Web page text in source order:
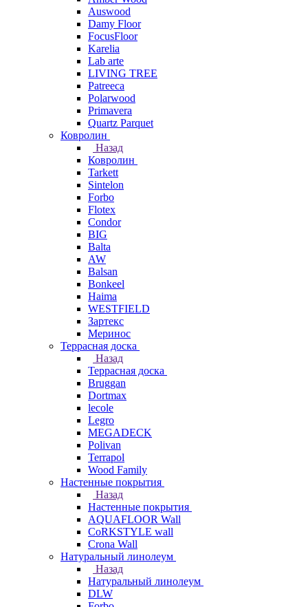
Auswood
Damy Floor
FocusFloor
Karelia
Lab arte
LIVING TREE
Patreeca
Polarwood
Primavera
Quartz Parquet
Ковролин
Назад
Ковролин
Tarkett
Sintelon
Forbo
Flotex
Condor
BIG
Balta
AW
Balsan
Bonkeel
Haima
WESTFIELD
Зартекс
Меринос
Террасная доска
Назад
Террасная доска
Bruggan
Dortmax
lecole
Legro
MEGADECK
Polivan
Terrapol
Wood Family
Настенные покрытия
Назад
Настенные покрытия
AQUAFLOOR Wall
CoRKSTYLE wall
Crona Wall
Натуральный линолеум
Назад
Натуральный линолеум
DLW